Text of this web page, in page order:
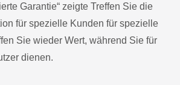
Garantie“ zeigte Treffen Sie die
für spezielle Kunden für spezielle
Sie wieder Wert, während Sie für
dienen.